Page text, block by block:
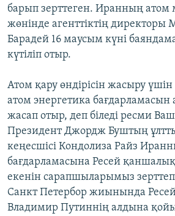
барып зерттеген. Иранның атом
жөнінде агенттіктің директоры
Барадей 16 маусым күні
күтіліп отыр.
Атом қару өндірісін жасыру
атом энергетика бағдарламасын
жасап отыр, деп біледі ресми
Президент Джордж Буштың
кеңесшісі Кондолиза Райз
бағдарламасына Ресей
екенін сарапшыларымыз зерттеп
Санкт Петербор жиынында
Владимир Путиннің алдына